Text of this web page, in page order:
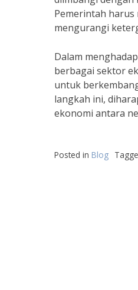
Pemerintah
mengurangi
Dalam
berbagai sektor
untuk
langkah ini,
ekonomi antara
Posted in Blog